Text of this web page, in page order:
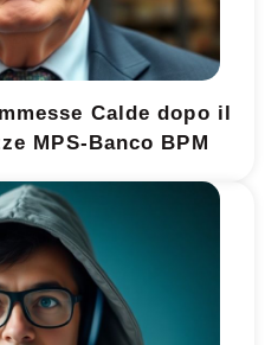
Calde dopo il
MPS-Banco BPM